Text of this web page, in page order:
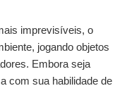
imprevisíveis, o
jogando objetos
Embora seja
com sua habilidade de